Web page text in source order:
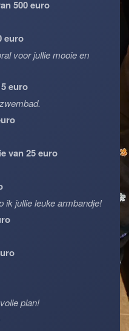
500 euro
euro
voor jullie mooie en
euro
van 25 euro
ik jullie leuke armbandje!
plan!